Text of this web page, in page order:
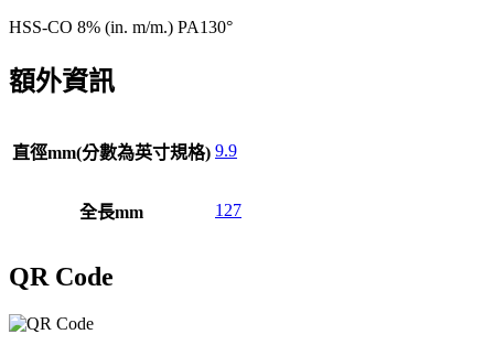
HSS-CO 8% (in. m/m.) PA130°
額外資訊
直徑mm(分數為英寸規格) 9.9
全長mm 127
QR Code